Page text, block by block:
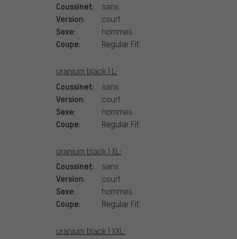
Coussinet: sans
Version: court
Sexe: hommes
Coupe: Regular Fit
uranium black | L:
Coussinet: sans
Version: court
Sexe: hommes
Coupe: Regular Fit
uranium black | XL:
Coussinet: sans
Version: court
Sexe: hommes
Coupe: Regular Fit
uranium black | XXL: